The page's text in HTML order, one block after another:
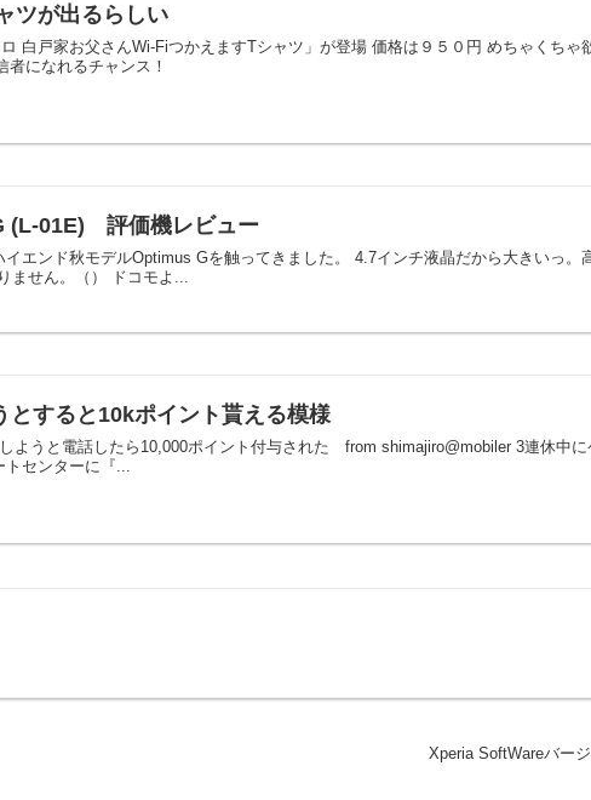
ツが出るらしい
白戸家お父さんWi-FiつかえますTシャツ」が登場 価格は９５０円 めちゃくちゃ
者になれるチャンス！
(L-01E) 評価機レビュー
エンド秋モデルOptimus Gを触ってきました。 4.7インチ液晶だから大きいっ
ません。（） ドコモよ...
とすると10kポイント貰える模様
ようと電話したら10,000ポイント付与された from shimajiro@mobiler 3連休中
センターに『...
Xperia SoftWareバー